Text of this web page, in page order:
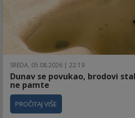
SREDA, 05.08.2026 | 22:19
Dunav se povukao, brodovi
ne pamte
PROČITAJ VIŠE